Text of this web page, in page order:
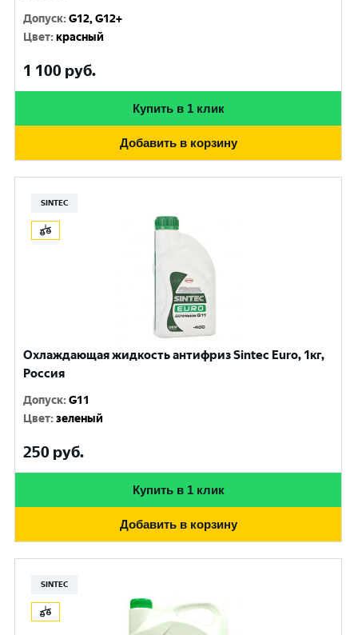
Допуск:G12, G12+
Цвет:красный
1 100 руб.
Купить в 1 клик
Добавить в корзину
SINTEC
Охлаждающая жидкость антифриз Sintec Euro, 1кг,
Россия
Допуск:G11
Цвет:зеленый
250 руб.
Купить в 1 клик
Добавить в корзину
SINTEC